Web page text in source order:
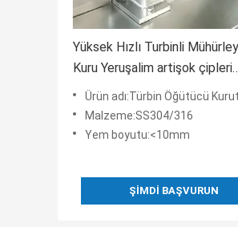
Yüksek Hızlı Turbinli
Kuru Yeruşalim artişok çipleri
Mühürleyici
Ürün adı:Türbin Öğütücü Kurutulmuş Kudüs enginar cipsi
Malzeme:SS304/316
Yem boyutu:<10mm
ŞIMDI BAŞVURUN